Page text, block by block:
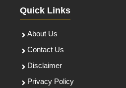
Quick Links
About Us
Contact Us
Disclaimer
Privacy Policy